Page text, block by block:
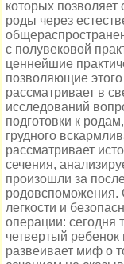
которых позволяет
роды через
с полувековой
ценнейшие
позволяющие
рассматривает в
исследований
подготовки к
грудного
рассматривает
сечения,
произошли за
родовспоможения.
легкости и
операции: сегодня
четвертый
развеивает миф о